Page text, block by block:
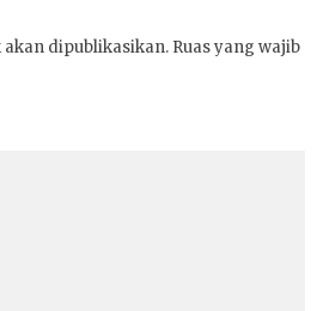
dipublikasikan. Ruas yang wajib